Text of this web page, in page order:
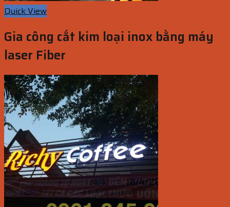
Quick View
Gia công cắt kim loại inox bằng máy
laser Fiber